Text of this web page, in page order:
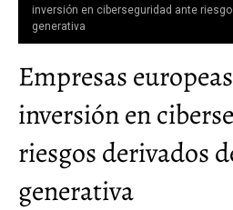
inversión en ciberseguridad ante
generativa
Empresas
inversión en
riesgos derivados
generativa